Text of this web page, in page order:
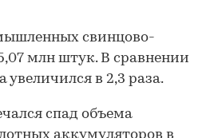
свинцово-
млн штук. В сравнении
в 2,3 раза.
спад объема